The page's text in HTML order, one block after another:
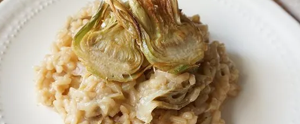
Segundos irresistibles Los más completos